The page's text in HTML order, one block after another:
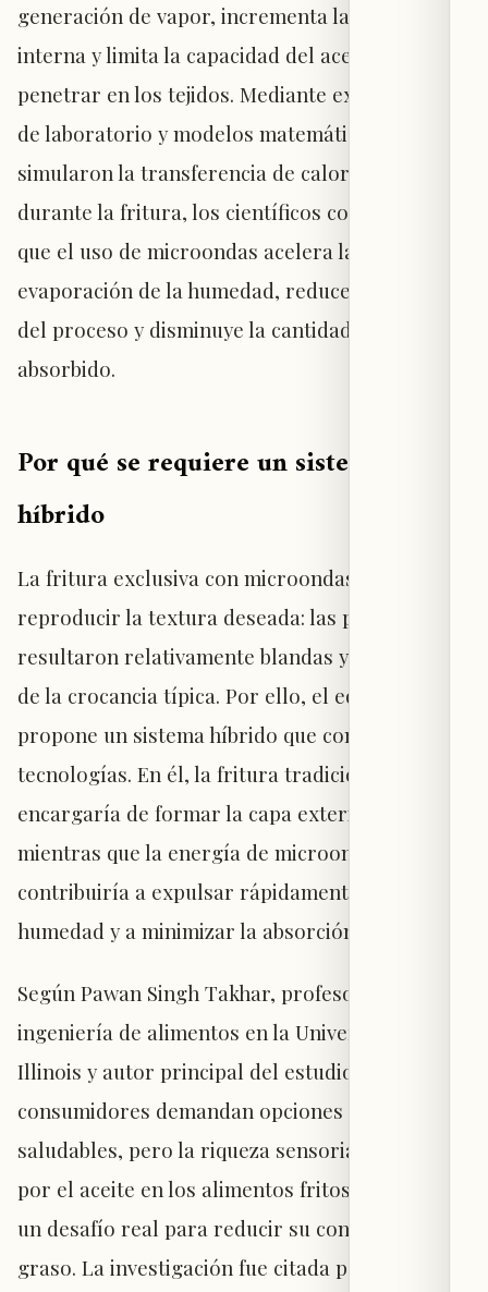
generación de vapor, incrementa la presión
interna y limita la capacidad del aceite para
penetrar en los tejidos. Mediante experimentos
de laboratorio y modelos matemáticos que
simularon la transferencia de calor y humedad
durante la fritura, los científicos constataron
que el uso de microondas acelera la
evaporación de la humedad, reduce la duración
del proceso y disminuye la cantidad de aceite
absorbido.
Por qué se requiere un sistema
híbrido
La fritura exclusiva con microondas no logró
reproducir la textura deseada: las papas
resultaron relativamente blandas y carecieron
de la crocancia típica. Por ello, el equipo
propone un sistema híbrido que combine ambas
tecnologías. En él, la fritura tradicional se
encargaría de formar la capa exterior crujiente,
mientras que la energía de microondas
contribuiría a expulsar rápidamente la
humedad y a minimizar la absorción de aceite.
Según Pawan Singh Takhar, profesor de
ingeniería de alimentos en la Universidad de
Illinois y autor principal del estudio, los
consumidores demandan opciones más
saludables, pero la riqueza sensorial aportada
por el aceite en los alimentos fritos representa
un desafío real para reducir su contenido
graso. La investigación fue citada por el sitio